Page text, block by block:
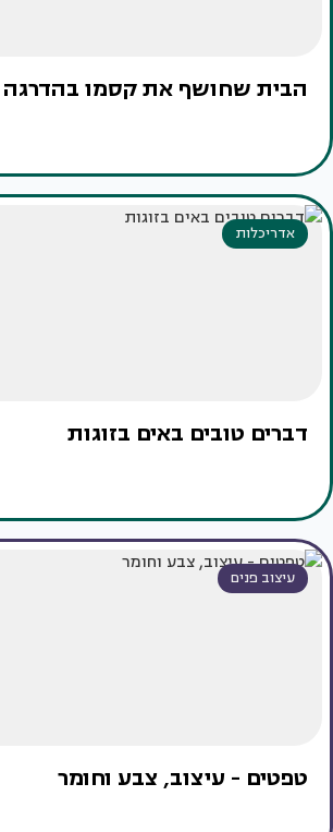
הבית שחושף את קסמו בהדרגה
אדריכלות
דברים טובים באים בזוגות
עיצוב פנים
טפטים - עיצוב, צבע וחומר